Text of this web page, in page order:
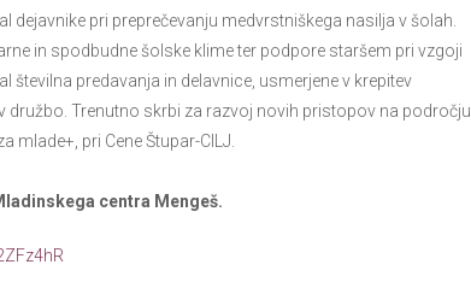
dejavnike pri preprečevanju medvrstniškega nasilja v šolah.
in spodbudne šolske klime ter podpore staršem pri vzgoji
številna predavanja in delavnice, usmerjene v krepitev
družbo. Trenutno skrbi za razvoj novih pristopov na področju
mlade+, pri Cene Štupar-CILJ.
centra Mengeš.